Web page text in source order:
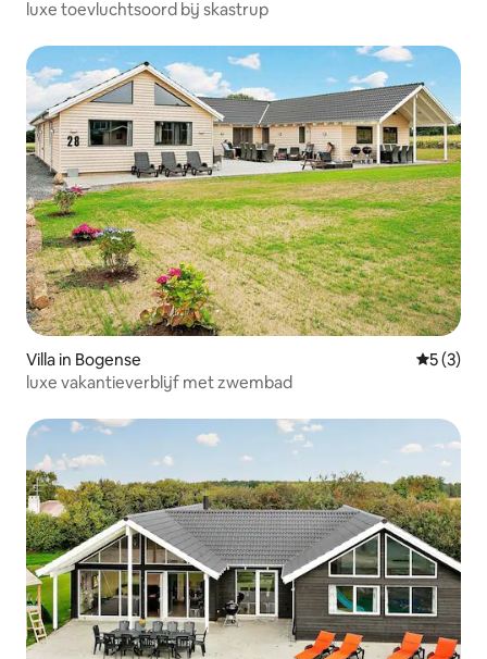
luxe toevluchtsoord bij skastrup
Villa in Bogense
5 (3)
luxe vakantieverblijf met zwembad